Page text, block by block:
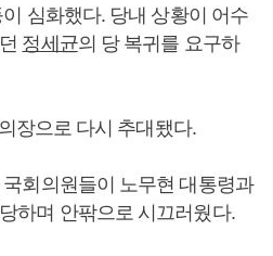
심화했다. 당내 상황이 어수
정세균의 당 복귀를 요구하
장으로 다시 추대됐다.
회의원들이 노무현 대통령과
하며 안팎으로 시끄러웠다.